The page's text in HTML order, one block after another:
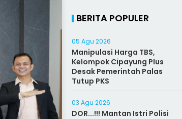
BERITA POPULER
05 Agu 2026
Manipulasi Harga TBS,
Kelompok Cipayung Plus
Desak Pemerintah Palas
Tutup PKS
03 Agu 2026
DOR...!!! Mantan Istri Polisi